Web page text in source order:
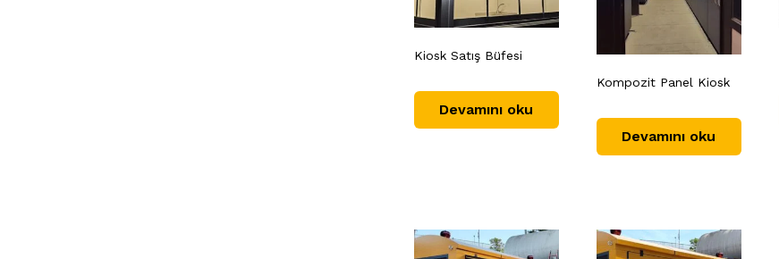
Kiosk Satış Büfesi
Devamını oku
Kompozit Panel Kiosk
Devamını oku